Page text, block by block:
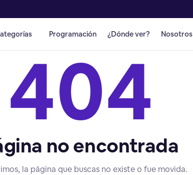
Programación ¿Dónde ver? Nosotros
404
no encontrada
la página que buscas no existe o fue movida.